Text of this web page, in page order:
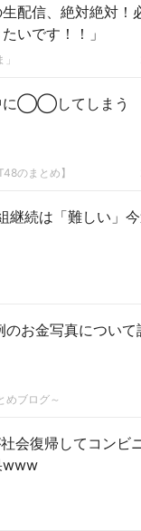
配信、絶対絶対！
いです！！」
に◯◯してしまう
のまとめ】
継続は「難しい」
のお金写真について
めブログ～
会復帰してコンビ
www